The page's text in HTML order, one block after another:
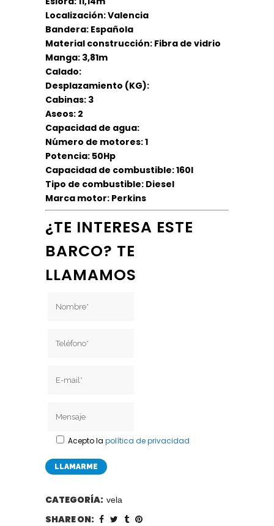
Localización: Valencia
Bandera: Española
Material construcción: Fibra de vidrio
Manga: 3,81m
Calado:
Desplazamiento (KG):
Cabinas: 3
Aseos: 2
Capacidad de agua:
Número de motores: 1
Potencia: 50Hp
Capacidad de combustible: 160l
Tipo de combustible: Diesel
Marca motor: Perkins
¿TE INTERESA ESTE
BARCO? TE
LLAMAMOS
Acepto la política de privacidad
CATEGORÍA: vela
SHARE ON: